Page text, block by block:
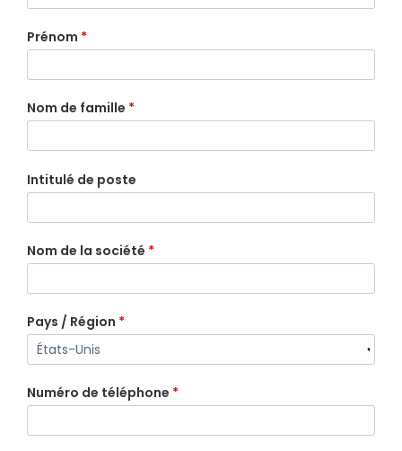
Prénom *
Nom de famille *
Intitulé de poste
Nom de la société *
Pays / Région *
Numéro de téléphone *